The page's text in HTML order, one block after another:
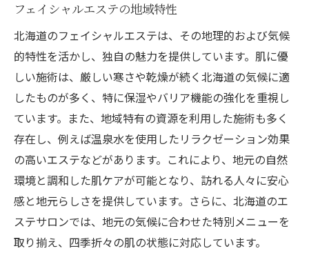
施術後の肌状態の変化を知る
札幌のエステで実感する素肌の美しさ
札幌エステで得られる美肌効果
施術後の自宅ケアの重要性
美しい肌を保つためのライフスタイル
フェイシャルエステでの肌の変化事例
季節ごとの肌コンディション対策
エステを定期的に利用するメリット
初めてのエステでも安心！丁寧なカウンセリン
グとは
カウンセリングで確認すべき質問
フェイシャルエステの地域特性
北海道のフェイシャルエステは、その地理的および気候
的特性を活かし、独自の魅力を提供しています。肌に優
しい施術は、厳しい寒さや乾燥が続く北海道の気候に適
したものが多く、特に保湿やバリア機能の強化を重視し
ています。また、地域特有の資源を利用した施術も多く
存在し、例えば温泉水を使用したリラクゼーション効果
の高いエステなどがあります。これにより、地元の自然
環境と調和した肌ケアが可能となり、訪れる人々に安心
感と地元らしさを提供しています。さらに、北海道のエ
ステサロンでは、地元の気候に合わせた特別メニューを
取り揃え、四季折々の肌の状態に対応しています。